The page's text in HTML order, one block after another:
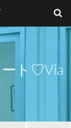
ト♡Via